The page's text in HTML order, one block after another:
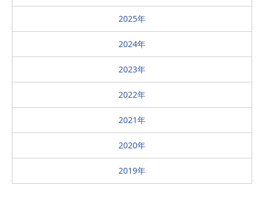
2025
2024
2023
2022
2021
2020
2019